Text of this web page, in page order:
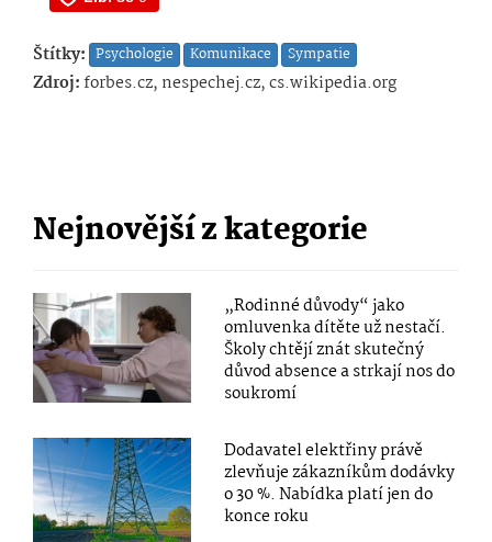
Štítky: Psychologie Komunikace Sympatie
Zdroj:forbes.cz, nespechej.cz, cs.wikipedia.org
Nejnovější z kategorie
„Rodinné důvody“ jako
omluvenka dítěte už nestačí.
Školy chtějí znát skutečný
důvod absence a strkají nos do
soukromí
Dodavatel elektřiny právě
zlevňuje zákazníkům dodávky
o 30 %. Nabídka platí jen do
konce roku